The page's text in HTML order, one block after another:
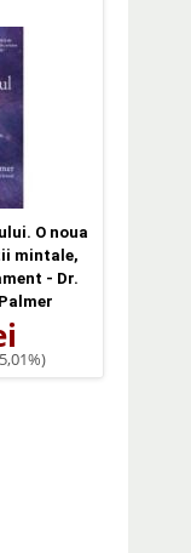
O noua
mintale,
- Dr.